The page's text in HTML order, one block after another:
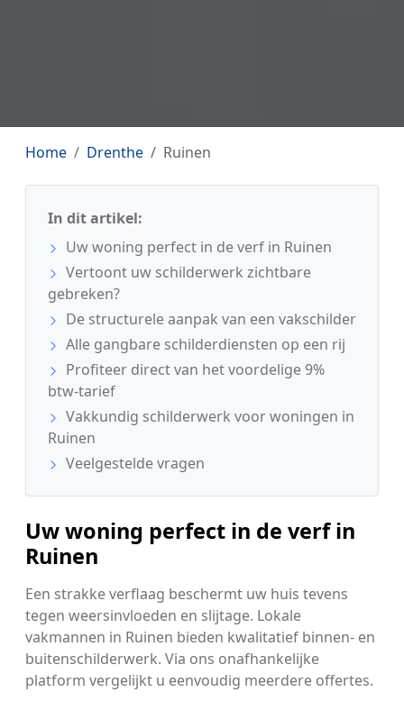
Home Drenthe Ruinen
In dit artikel:
Uw woning perfect in de verf in Ruinen
Vertoont uw schilderwerk zichtbare
gebreken?
De structurele aanpak van een vakschilder
Alle gangbare schilderdiensten op een rij
Profiteer direct van het voordelige 9%
btw-tarief
Vakkundig schilderwerk voor woningen in
Ruinen
Veelgestelde vragen
Uw woning perfect in de verf in
Ruinen
Een strakke verflaag beschermt uw huis tevens
tegen weersinvloeden en slijtage. Lokale
vakmannen in Ruinen bieden kwalitatief binnen- en
buitenschilderwerk. Via ons onafhankelijke
platform vergelijkt u eenvoudig meerdere offertes.